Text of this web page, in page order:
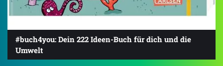
#buch4you: Dein 222 Ideen-Buch für dich und die
Umwelt